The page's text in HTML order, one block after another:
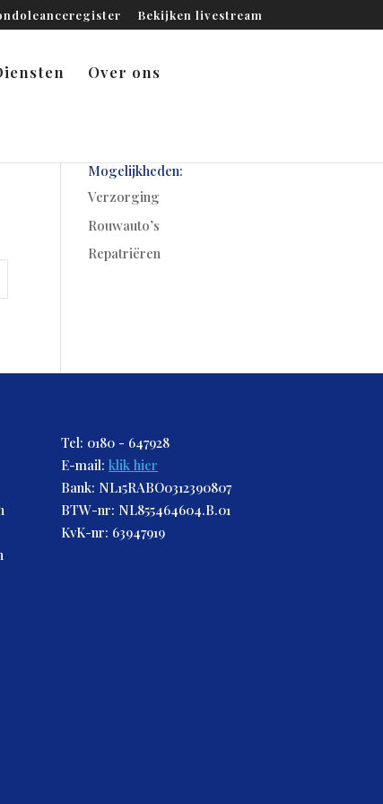
Bekijken livestream
Over ons
Mogelijkheden:
Verzorging
Rouwauto’s
Repatriëren
Tel: 0180 - 647928
E-mail:klik hier
Bank: NL15RABO0312390807
BTW-nr: NL855464604.B.01
KvK-nr: 63947919